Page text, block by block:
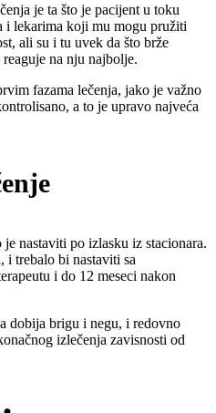
je ta što je pacijent u toku
i lekarima koji mu mogu pružiti
ali su i tu uvek da što brže
na nju najbolje.
fazama lečenja, jako je važno
a to je upravo najveća
nastaviti po izlasku iz stacionara.
i trebalo bi nastaviti sa
i do 12 meseci nakon
dobija brigu i negu, i redovno
izlečenja zavisnosti od